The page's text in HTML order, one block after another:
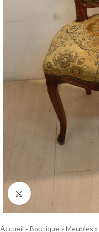
Cliquez pour agrandir
Accueil » Boutique» Meubles »